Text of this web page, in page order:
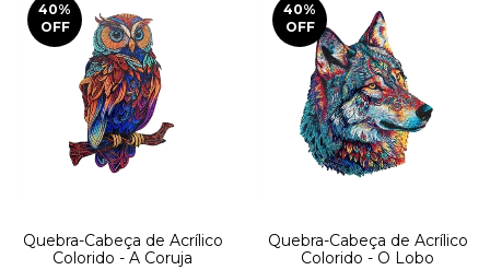
40%
OFF
Quebra-Cabeça de Acrílico
Colorido - A Coruja
40%
OFF
Quebra-Cabeça de Acrílico
Colorido - O Lobo